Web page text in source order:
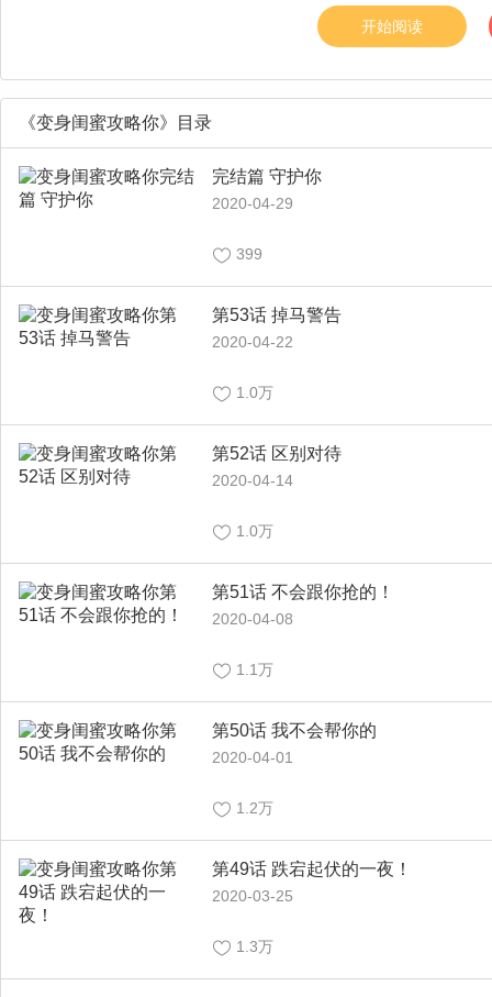
呢？在线等非常急
开始阅读
《变身闺蜜攻略你》目录
完结篇 守护你
2020-04-29
399
第53话 掉马警告
2020-04-22
1.0万
第52话 区别对待
2020-04-14
1.0万
第51话 不会跟你抢的！
2020-04-08
1.1万
第50话 我不会帮你的
2020-04-01
1.2万
第49话 跌宕起伏的一夜！
2020-03-25
1.3万